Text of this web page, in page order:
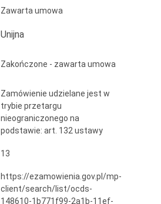
Zawarta umowa
Unijna
Zakończone - zawarta umowa
Zamówienie udzielane jest w
trybie przetargu
nieograniczonego na
podstawie: art. 132 ustawy
13
https://ezamowienia.gov.pl/mp-
client/search/list/ocds-
148610-1b771f99-2a1b-11ef-